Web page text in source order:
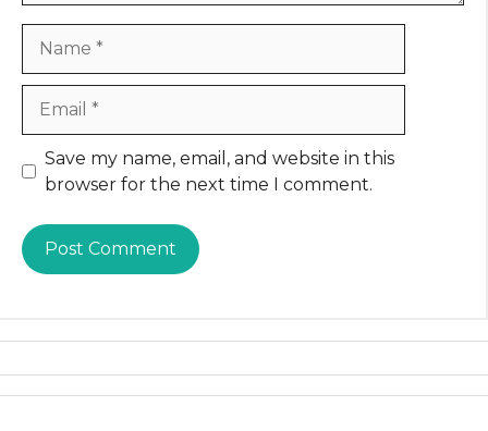
Website
Save my name, email, and website in this
browser for the next time I comment.